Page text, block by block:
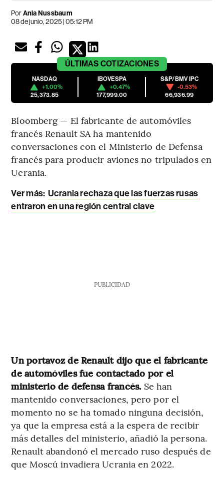
PorAnia Nussbaum
08 de junio, 2025 | 05:12 PM
ÚLTIMAS COTIZACIONES
NASDAQ
+1.00%
25,373.85
IBOVESPA
+0.47%
177,999.00
S&P/BMV IPC
-0.53%
66,936.99
Bloomberg — El fabricante de automóviles
francés Renault SA ha mantenido
conversaciones con el Ministerio de Defensa
francés para producir aviones no tripulados en
Ucrania.
Ver más: Ucrania rechaza que las fuerzas rusas
entraron en una región central clave
PUBLICIDAD
Un portavoz de Renault dijo que el fabricante
de automóviles fue contactado por el
ministerio de defensa francés. Se han
mantenido conversaciones, pero por el
momento no se ha tomado ninguna decisión,
ya que la empresa está a la espera de recibir
más detalles del ministerio, añadió la persona.
Renault abandonó el mercado ruso después de
que Moscú invadiera Ucrania en 2022.